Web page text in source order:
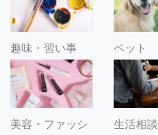
趣味・習い事 ペット
美容・ファッシ
生活相談